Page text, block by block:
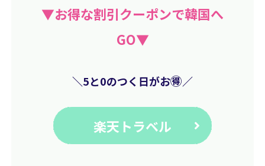
▼お得な割引クーポンで韓国へ
GO▼
＼5と0のつく日がお🉐／
楽天トラベル